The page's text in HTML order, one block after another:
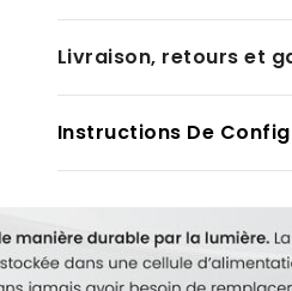
norme ISO est dotée de
antichoc, étanchéité
Citizen, elle est alimentée
sans pile. Numéro du calibre
Modèle #:BN0238-02L
Livraison, retours et
Instructions De